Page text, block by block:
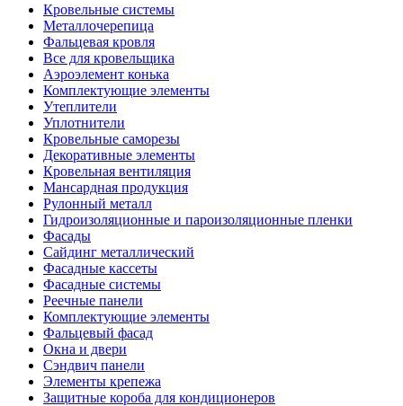
Кровельные системы
Металлочерепица
Фальцевая кровля
Все для кровельщика
Аэроэлемент конька
Комплектующие элементы
Утеплители
Уплотнители
Кровельные саморезы
Декоративные элементы
Кровельная вентиляция
Мансардная продукция
Рулонный металл
Гидроизоляционные и пароизоляционные пленки
Фасады
Сайдинг металлический
Фасадные кассеты
Фасадные системы
Реечные панели
Комплектующие элементы
Фальцевый фасад
Окна и двери
Сэндвич панели
Элементы крепежа
Защитные короба для кондиционеров